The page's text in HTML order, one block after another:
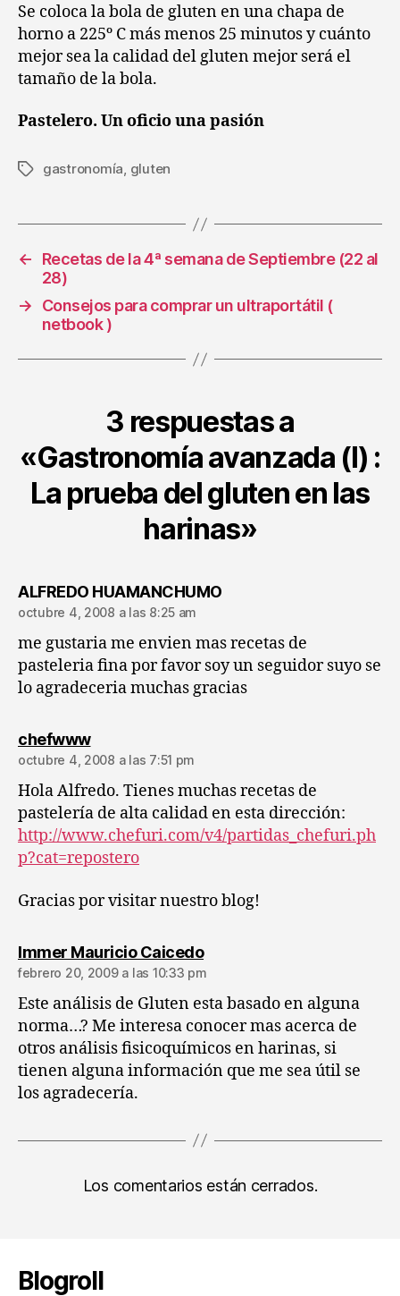
Se coloca la bola de gluten en una chapa de
horno a 225º C más menos 25 minutos y cuánto
mejor sea la calidad del gluten mejor será el
tamaño de la bola.
Pastelero. Un oficio una pasión
Etiquetas
gastronomía, gluten
←
Recetas de la 4ª semana de Septiembre (22 al
28)
→
Consejos para comprar un ultraportátil (
netbook )
3 respuestas a
«Gastronomía avanzada (I) :
La prueba del gluten en las
harinas»
ALFREDO HUAMANCHUMOdice:
octubre 4, 2008 a las 8:25 am
me gustaria me envien mas recetas de
pasteleria fina por favor soy un seguidor suyo se
lo agradeceria muchas gracias
chefwwwdice:
octubre 4, 2008 a las 7:51 pm
Hola Alfredo. Tienes muchas recetas de
pastelería de alta calidad en esta dirección:
http://www.chefuri.com/v4/partidas_chefuri.ph
p?cat=repostero
Gracias por visitar nuestro blog!
Immer Mauricio Caicedodice:
febrero 20, 2009 a las 10:33 pm
Este análisis de Gluten esta basado en alguna
norma…? Me interesa conocer mas acerca de
otros análisis fisicoquímicos en harinas, si
tienen alguna información que me sea útil se
los agradecería.
Los comentarios están cerrados.
Blogroll